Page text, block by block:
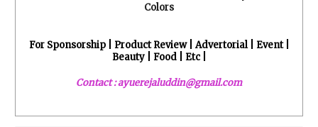
Colors
For Sponsorship | Product Review | Advertorial | Event |
Beauty | Food | Etc |
Contact : ayuerejaluddin@gmail.com